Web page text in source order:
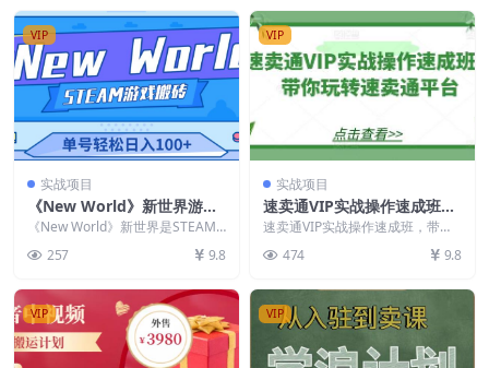
VIP
实战项目
《New World》新世界游戏
搬砖项目，单号轻松日入100
+【详细操作教程】
《New World》新世界是STEAM
开放亚洲服...
257 9.8
VIP
实战项目
速卖通VIP实战操作速成班，
带你玩转速卖通平台
速卖通VIP实战操作速成班，带你
品的方法有哪些...
474 9.8
VIP VIP